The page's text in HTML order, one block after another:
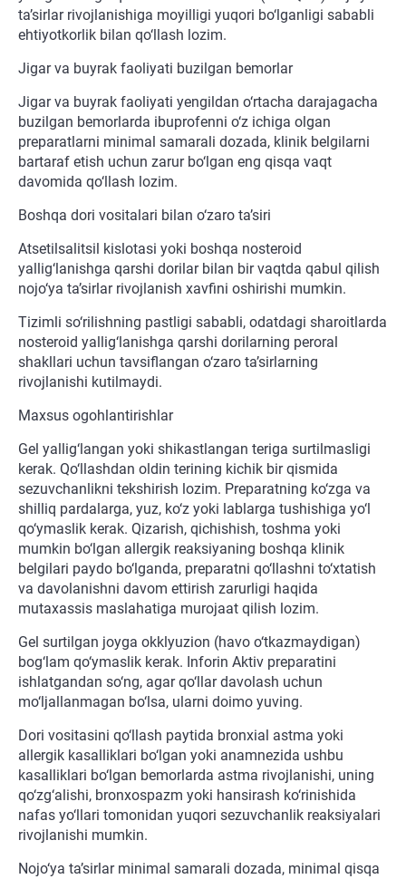
ta’sirlar rivojlanishiga moyilligi yuqori bo‘lganligi sababli
ehtiyotkorlik bilan qo‘llash lozim.
Jigar va buyrak faoliyati buzilgan bemorlar
Jigar va buyrak faoliyati yengildan o‘rtacha darajagacha
buzilgan bemorlarda ibuprofenni o‘z ichiga olgan
preparatlarni minimal samarali dozada, klinik belgilarni
bartaraf etish uchun zarur bo‘lgan eng qisqa vaqt
davomida qo‘llash lozim.
Boshqa dori vositalari bilan o‘zaro ta’siri
Atsetilsalitsil kislotasi yoki boshqa nosteroid
yallig‘lanishga qarshi dorilar bilan bir vaqtda qabul qilish
nojo‘ya ta’sirlar rivojlanish xavfini oshirishi mumkin.
Tizimli so‘rilishning pastligi sababli, odatdagi sharoitlarda
nosteroid yallig‘lanishga qarshi dorilarning peroral
shakllari uchun tavsiflangan o‘zaro ta’sirlarning
rivojlanishi kutilmaydi.
Maxsus ogohlantirishlar
Gel yallig‘langan yoki shikastlangan teriga surtilmasligi
kerak. Qo‘llashdan oldin terining kichik bir qismida
sezuvchanlikni tekshirish lozim. Preparatning ko‘zga va
shilliq pardalarga, yuz, ko‘z yoki lablarga tushishiga yo‘l
qo‘ymaslik kerak. Qizarish, qichishish, toshma yoki
mumkin bo‘lgan allergik reaksiyaning boshqa klinik
belgilari paydo bo‘lganda, preparatni qo‘llashni to‘xtatish
va davolanishni davom ettirish zarurligi haqida
mutaxassis maslahatiga murojaat qilish lozim.
Gel surtilgan joyga okklyuzion (havo o‘tkazmaydigan)
bog‘lam qo‘ymaslik kerak. Inforin Aktiv preparatini
ishlatgandan so‘ng, agar qo‘llar davolash uchun
mo‘ljallanmagan bo‘lsa, ularni doimo yuving.
Dori vositasini qo‘llash paytida bronxial astma yoki
allergik kasalliklari bo‘lgan yoki anamnezida ushbu
kasalliklari bo‘lgan bemorlarda astma rivojlanishi, uning
qo‘zg‘alishi, bronxospazm yoki hansirash ko‘rinishida
nafas yo‘llari tomonidan yuqori sezuvchanlik reaksiyalari
rivojlanishi mumkin.
Nojo‘ya ta’sirlar minimal samarali dozada, minimal qisqa